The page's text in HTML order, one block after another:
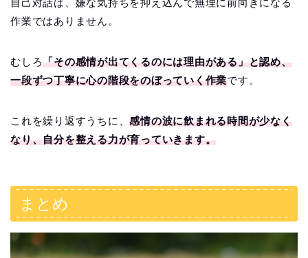
作業ではありません。
むしろ「その感情が出てくるのには理由がある」と認め、
一段ずつ丁寧に心の階段をのぼっていく作業です。
これを繰り返すうちに、感情の波に飲まれる時間が少なく
なり、自分を整える力が育っていきます。
まとめ